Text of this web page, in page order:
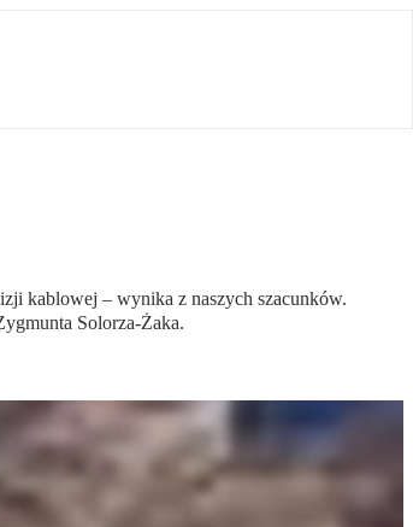
kablowej – wynika z naszych szacunków.
Solorza-Żaka.